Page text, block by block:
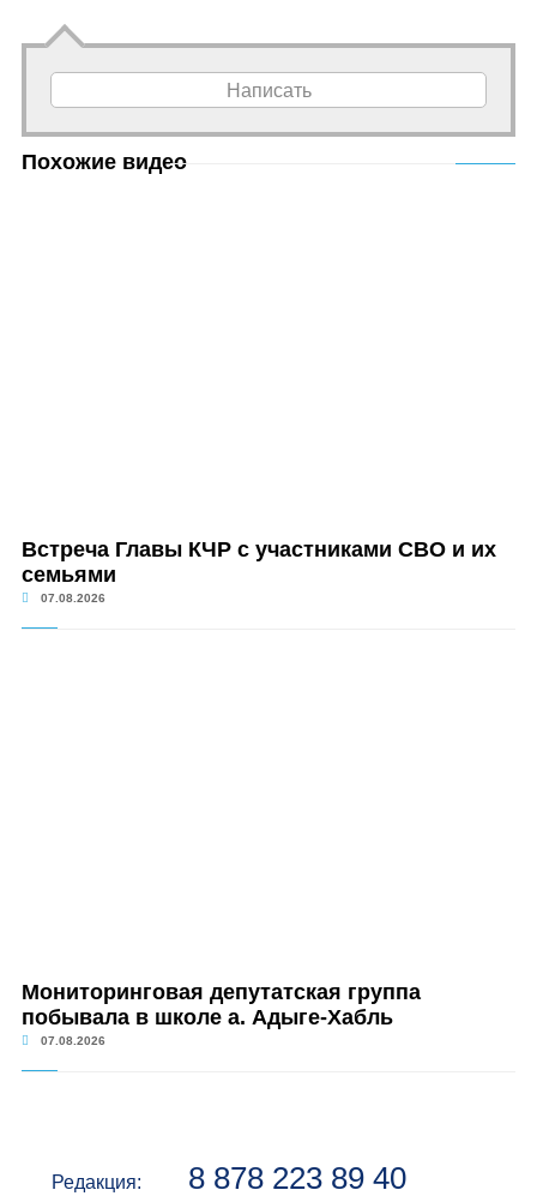
Написать
Похожие видео
Встреча Главы КЧР с участниками СВО и их
семьями
07.08.2026
Мониторинговая депутатская группа
побывала в школе а. Адыге-Хабль
07.08.2026
Редакция: 8 878 223 89 40